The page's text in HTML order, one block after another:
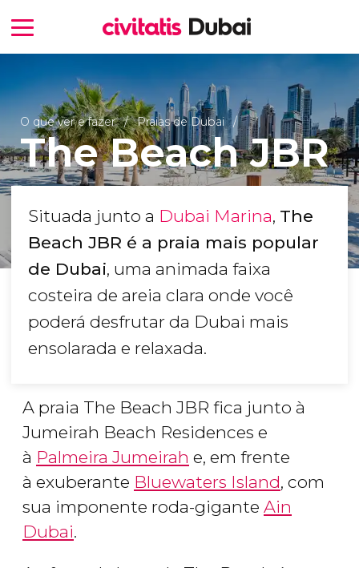
O que ver e fazer Praias de Dubai
The Beach JBR
Situada junto a Dubai Marina, The
Beach JBR é a praia mais popular
de Dubai, uma animada faixa
costeira de areia clara onde você
poderá desfrutar da Dubai mais
ensolarada e relaxada.
A praia The Beach JBR fica junto à
Jumeirah Beach Residences e
à Palmeira Jumeirah e, em frente
à exuberante Bluewaters Island, com
sua imponente roda-gigante Ain
Dubai.